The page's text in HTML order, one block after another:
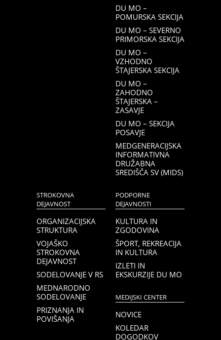
DU MO –
POMURSKA SEKCIJA
DU MO – SEVERNO
PRIMORSKA SEKCIJA
DU MO –
VZHODNO
ŠTAJERSKA SEKCIJA
DU MO –
ZAHODNO
ŠTAJERSKA –
ZASAVJE
DU MO – SEKCIJA
POSAVJE
MEDGENERACIJSKA
INFORMATIVNA
DRUŽABNA
SREDIŠČA SV (MIDS)
STROKOVNA
DEJAVNOST
ORGANIZACIJSKA
STRUKTURA
VOJAŠKO
STROKOVNA
DEJAVNOST
SODELOVANJE V RS
MEDNARODNO
SODELOVANJE
PRIZNANJA IN
POVIŠANJA
PODPORNE
DEJAVNOSTI
KULTURA IN
ZGODOVINA
ŠPORT, REKREACIJA
IN KULTURA
IZLETI IN
EKSKURZIJE DU MO
MEDIJSKI CENTER
NOVICE
KOLEDAR
DOGODKOV